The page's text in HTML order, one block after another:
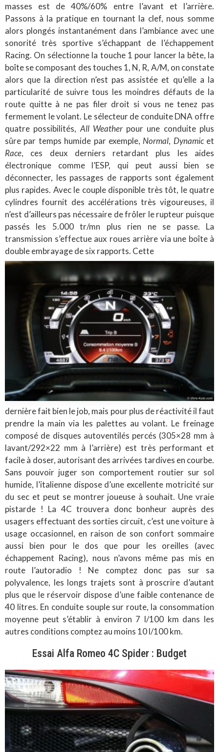
masses est de 40%/60% entre l’avant et l’arrière.
Passons à la pratique en tournant la clef, nous somme
alors plongés instantanément dans l’ambiance avec une
sonorité très sportive s’échappant de l’échappement
Racing. On sélectionne la touche 1 pour lancer la bête, la
boîte se composant des touches 1, N, R, A/M, on constate
alors que la direction n’est pas assistée et qu’elle a la
particularité de suivre tous les moindres défauts de la
route quitte à ne pas filer droit si vous ne tenez pas
fermement le volant. Le sélecteur de conduite DNA offre
quatre possibilités, All Weatherpour une conduite plus
sûre par temps humide par exemple, Normal, Dynamicet
Race, ces deux derniers retardant plus les aides
électronique comme l’ESP, qui peut aussi bien se
déconnecter, les passages de rapports sont également
plus rapides. Avec le couple disponible très tôt, le quatre
cylindres fournit des accélérations très vigoureuses, il
n’est d’ailleurs pas nécessaire de frôler le rupteur puisque
passés les 5.000 tr/mn plus rien ne se passe. La
transmission s’effectue aux roues arrière via une boîte à
double embrayage de six rapports. Cette
dernière fait bien le job, mais pour plus de réactivité il faut
prendre la main via les palettes au volant. Le freinage
composé de disques autoventilés percés (305×28 mm à
lavant/292×22 mm à l’arrière) est très performant et
facile à doser, autorisant des arrivées tardives en courbe.
Sans pouvoir juger son comportement routier sur sol
humide, l’italienne dispose d’une excellente motricité sur
du sec et peut se montrer joueuse à souhait. Une vraie
pistarde ! La 4C trouvera donc bonheur auprès des
usagers effectuant des sorties circuit, c’est une voiture à
usage occasionnel, en raison de son confort sommaire
aussi bien pour le dos que pour les oreilles (avec
échappement Racing), nous n’avons même pas mis en
route l’autoradio ! Ne comptez donc pas sur sa
polyvalence, les longs trajets sont à proscrire d’autant
plus que le réservoir dispose d’une faible contenance de
40 litres. En conduite souple sur route, la consommation
moyenne peut s’établir à environ 7 l/100 km dans les
autres conditions comptez au moins 10 l/100 km.
Essai Alfa Romeo 4C Spider : Budget